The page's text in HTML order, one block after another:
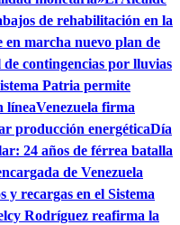
de rehabilitación en la
en marcha nuevo plan de
contingencias por lluvias
Patria permite
líneaVenezuela firma
producción energéticaDía
24 años de férrea batalla
de Venezuela
y recargas en el Sistema
Rodríguez reafirma la